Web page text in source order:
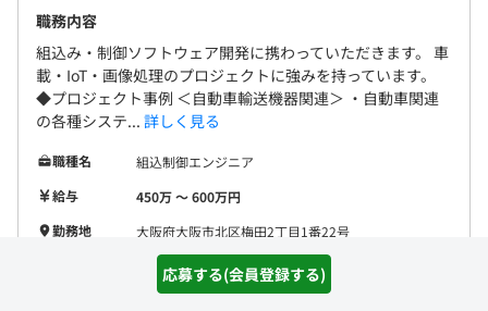
応募する(会員登録する)
職務内容
組込み・制御ソフトウェア開発に携わっていただきます。 車
載・IoT・画像処理のプロジェクトに強みを持っています。
◆プロジェクト事例 ＜自動車輸送機器関連＞ ・自動車関連
の各種システ... 詳しく見る
職種名
組込制御エンジニア
給与
450万 〜 600万円
勤務地
大阪府大阪市北区梅田2丁目1番22号
C C++